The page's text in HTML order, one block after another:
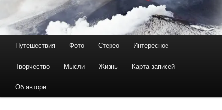
Главное меню
Путешествия Фото Стерео Интересное
Творчество Мысли Жизнь Карта записей
Об авторе